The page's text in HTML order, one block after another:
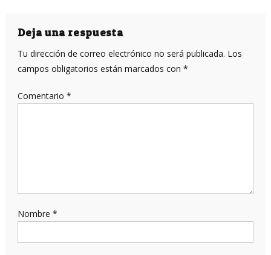
entradas
Deja una respuesta
Tu dirección de correo electrónico no será publicada. Los
campos obligatorios están marcados con *
Comentario *
Nombre *